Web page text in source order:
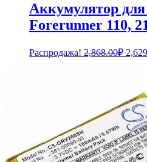
Аккумулятор
Forerunner 110,
Распродажа! 2,868.00₽